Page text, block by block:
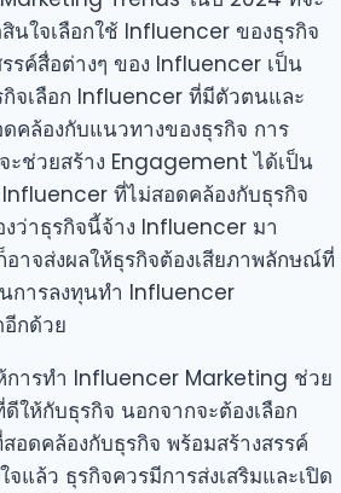
นใจเลือกใช้ Influencer ของธุรกิจ
รค์สื่อต่างๆ ของ Influencer เป็น
กิจเลือก Influencer ที่มีตัวตนและ
คล้องกับแนวทางของธุรกิจ การ
ะช่วยสร้าง Engagement ได้เป็น
ที่ไม่สอดคล้องกับธุรกิจ
ว่าธุรกิจนี้จ้าง Influencer มา
าจส่งผลให้ธุรกิจต้องเสียภาพลักษณ์ที่
การลงทุนทำ Influencer
กด้วย
การทำ Influencer Marketing ช่วย
ให้กับธุรกิจ นอกจากจะต้องเลือก
ดคล้องกับธุรกิจ พร้อมสร้างสรรค์
จแล้ว ธุรกิจควรมีการส่งเสริมและเปิด